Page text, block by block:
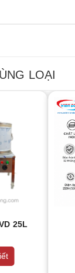
LOẠI
25L